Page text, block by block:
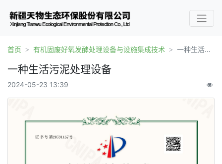
首页 有机固废好氧发酵处理设备与设施集成技术 一种生活污泥处理设备
一种生活污泥处理设备
2024-05-23 13:39